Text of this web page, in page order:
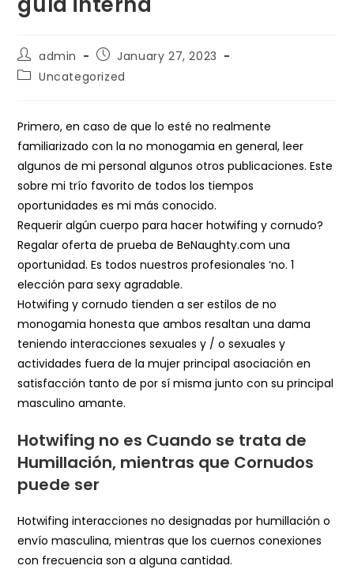
Post
author:
admin
Post
published:
January 27, 2023
PostUncategorized
Primero, en caso de que lo esté no realmente
familiarizado con la no monogamia en general, leer
algunos de mi personal algunos otros publicaciones. Este
sobre mi trío favorito de todos los tiempos
oportunidades es mi más conocido.
Requerir algún cuerpo para hacer hotwifing y cornudo?
Regalar oferta de prueba de BeNaughty.com una
oportunidad. Es todos nuestros profesionales ‘no. 1
elección para sexy agradable.
Hotwifing y cornudo tienden a ser estilos de no
monogamia honesta que ambos resaltan una dama
teniendo interacciones sexuales y / o sexuales y
actividades fuera de la mujer principal asociación en
satisfacción tanto de por sí misma junto con su principal
masculino amante.
Hotwifing no es Cuando se trata de
Humillación, mientras que Cornudos
puede ser
Hotwifing interacciones no designadas por humillación o
envío masculina, mientras que los cuernos conexiones
con frecuencia son a alguna cantidad.